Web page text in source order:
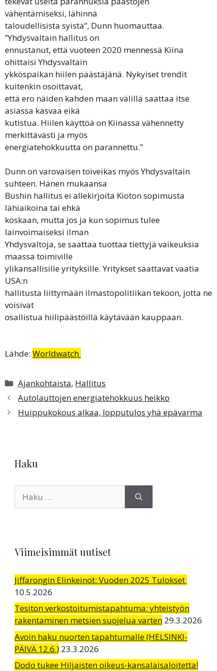
vähentämiseksi, lähinnä
taloudellisista syistä”, Dunn huomauttaa.
”Yhdysvaltain hallitus on
ennustanut, että vuoteen 2020 mennessä Kiina
ohittaisi Yhdysvaltain
ykköspaikan hiilen päästäjänä. Nykyiset trendit
kuitenkin osoittavat,
että ero näiden kahden maan välillä saattaa itse
asiassa kasvaa eikä
kutistua. Hiilen käyttöä on Kiinassa vähennetty
merkittävästi ja myös
energiatehokkuutta on parannettu.”
Dunn on varovaisen toiveikas myös Yhdysvaltain
suhteen. Hänen mukaansa
Bushin hallitus ei allekirjoita Kioton sopimusta
lähiaikoina tai ehkä
koskaan, mutta jos ja kun sopimus tulee
lainvoimaiseksi ilman
Yhdysvaltoja, se saattaa tuottaa tiettyjä vaikeuksia
maassa toimiville
ylikansallisille yrityksille. Yritykset saattavat vaatia
USA:n
hallitusta liittymään ilmastopolitiikan tekoon, jotta ne
voisivat
osallistua hiilipäästöillä käytävään kauppaan.
Lähde: Worldwatch
Kategoriat
Ajankohtaista, Hallitus
Autolauttojen energiatehokkuus heikko
Huippukokous alkaa, lopputulos yhä epävarma
Haku
Viimeisimmät uutiset
Jiffarongin Elinkeinot: Vuoden 2025 Tulokset
10.5.2026
Tesiton verkostoitumistapahtuma: yhteistyön
rakentaminen metsien suojelua varten 29.3.2026
Avoin haku nuorten tapahtumalle (HELSINKI-
PÄIVÄ 12.6.) 23.3.2026
Dodo tukee Hiljaisten oikeus-kansalaisaloitetta!